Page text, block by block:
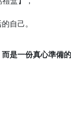
自己。
是一份真心準備的